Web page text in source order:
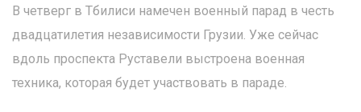
В четверг в Тбилиси намечен военный парад в честь
двадцатилетия независимости Грузии. Уже сейчас
вдоль проспекта Руставели выстроена военная
техника, которая будет участвовать в параде.